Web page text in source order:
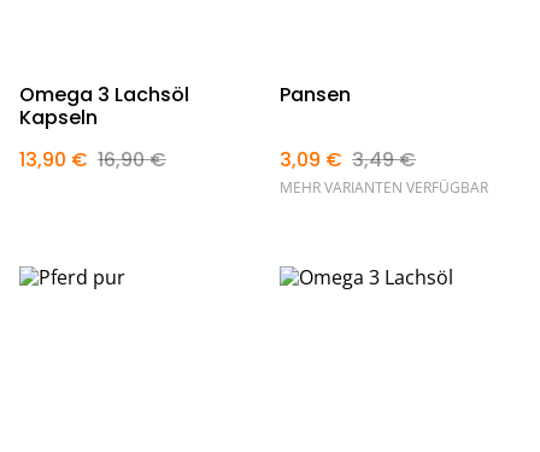
Omega 3 Lachsöl
Kapseln
13,90 € 16,90 €
Pansen
3,09 € 3,49 €
MEHR VARIANTEN VERFÜGBAR